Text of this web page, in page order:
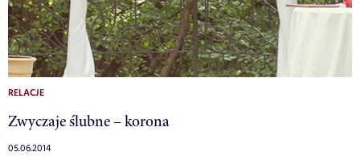
RELACJE
Zwyczaje ślubne – korona
05.06.2014